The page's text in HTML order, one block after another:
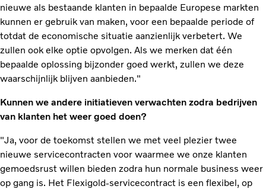
nieuwe als bestaande klanten in bepaalde Europese markten
kunnen er gebruik van maken, voor een bepaalde periode of
totdat de economische situatie aanzienlijk verbetert. We
zullen ook elke optie opvolgen. Als we merken dat één
bepaalde oplossing bijzonder goed werkt, zullen we deze
waarschijnlijk blijven aanbieden."
Kunnen we andere initiatieven verwachten zodra bedrijven
van klanten het weer goed doen?
"Ja, voor de toekomst stellen we met veel plezier twee
nieuwe servicecontracten voor waarmee we onze klanten
gemoedsrust willen bieden zodra hun normale business weer
op gang is. Het Flexigold-servicecontract is een flexibel, op